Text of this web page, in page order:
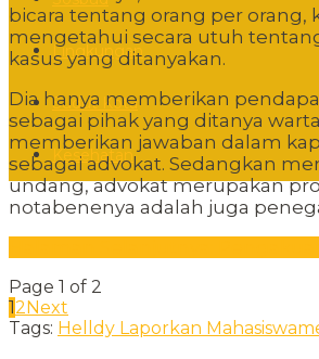
Lingkungan
Sudut Kota
Kesehatan
bicara tentang orang per orang,
mengetahui secara utuh
kasus yang ditanyakan.
Dia hanya memberikan
sebagai pihak yang ditanya
memberikan jawaban dalam
sebagai advokat. Sedangkan
undang, advokat merupakan
notabenenya adalah juga
Page 1 of 2
12Next
Tags: Helldy Laporkan Mahasiswa